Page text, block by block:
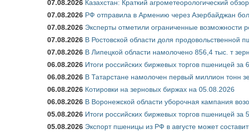
07.08.2026 Казахстан: Краткий агрометеорологический
07.08.2026 РФ отправила в Армению через Азербайджан
07.08.2026 Эксперты отметили ограниченные возможности
07.08.2026 В Ростовской области доля
07.08.2026 В Липецкой области намолочено 856,4 тыс. т
06.08.2026 Итоги российских биржевых торгов пшеницей за
06.08.2026 В Татарстане намолочен первый миллион тонн
06.08.2026 Котировки на зерновых биржах на 05.08.2026
06.08.2026 В Воронежской области уборочная кампания
05.08.2026 Итоги российских биржевых торгов пшеницей за
05.08.2026 Экспорт пшеницы из РФ в августе может